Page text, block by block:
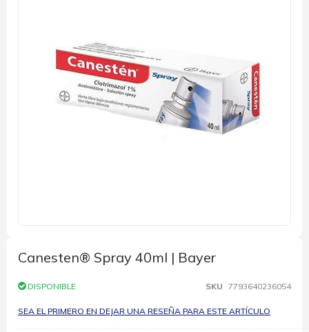
comienzo
de
galería
imágenes
Canesten® Spray 40ml | Bayer
DISPONIBLE SKU 7793640236054
SEA EL PRIMERO EN DEJAR UNA RESEÑA PARA ESTE ARTÍCULO